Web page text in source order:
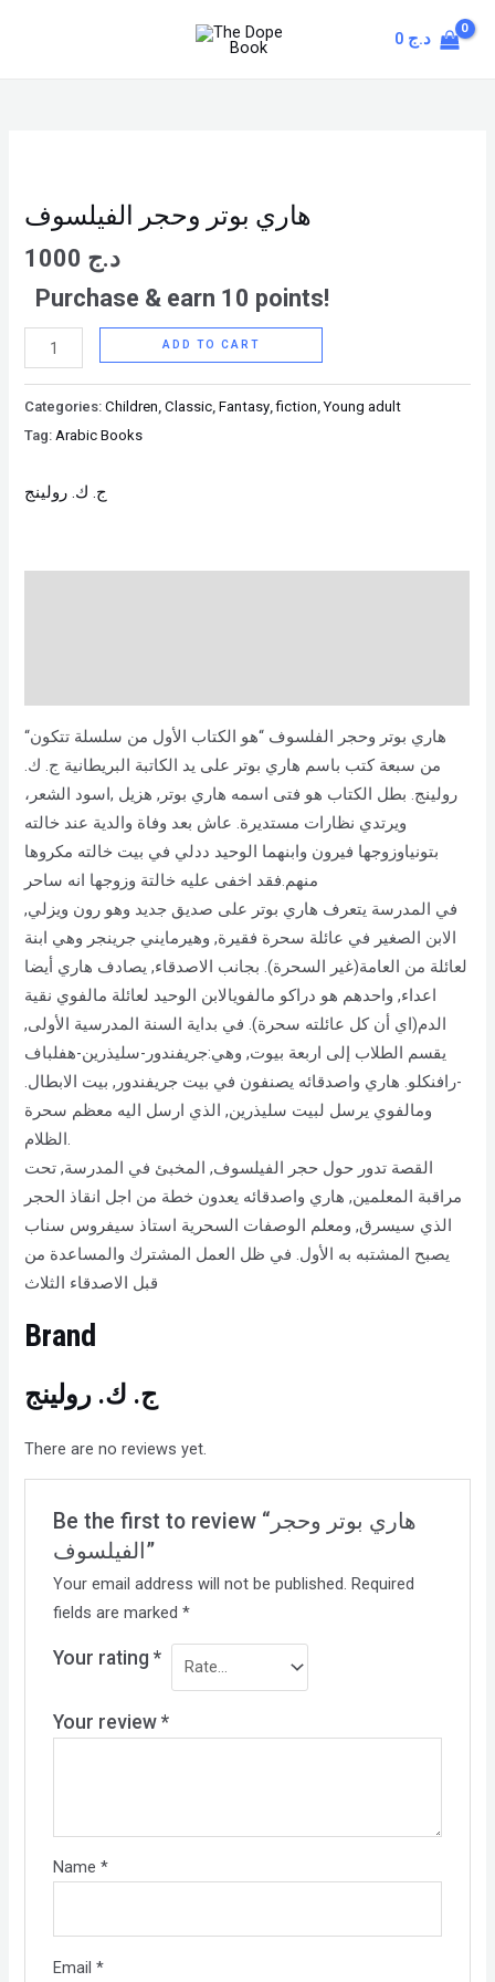
د.ج
هاري بوتر وحجر الفيلسوف
د.ج
Purchase & earn 10 points!
وحجر
quantity
ADD TO CART
Categories:Children,Classic,Fantasy,fiction,Young adult
Tag:Arabic Books
ج. ك. رولينج
“هاري بوتر وحجر الفلسوف “هو الكتاب الأول من سلسلة تتكون
من سبعة كتب باسم هاري بوتر على يد الكاتبة البريطانية ج. ك.
رولينج. بطل الكتاب هو فتى اسمه هاري بوتر, هزيل ,اسود الشعر،
ويرتدي نظارات مستديرة. عاش بعد وفاة والدية عند خالته
بتونياوزوجها فيرون وابنهما الوحيد ددلي في بيت خالته مكروها
منهم.فقد اخفى عليه خالتة وزوجها انه ساحر
في المدرسة يتعرف هاري بوتر على صديق جديد وهو رون ويزلي,
الابن الصغير في عائلة سحرة فقيرة, وهيرمايني جرينجر وهي ابنة
لعائلة من العامة(غير السحرة). بجانب الاصدقاء, يصادف هاري أيضا
اعداء, واحدهم هو دراكو مالفويالابن الوحيد لعائلة مالفوي نقية
الدم(اي أن كل عائلته سحرة). في بداية السنة المدرسية الأولى,
يقسم الطلاب إلى اربعة بيوت, وهي:جريفندور-سليذرين-هفلباف
-رافنكلو. هاري واصدقائه يصنفون في بيت جريفندور, بيت الابطال.
ومالفوي يرسل لبيت سليذرين, الذي ارسل اليه معظم سحرة
الظلام.
القصة تدور حول حجر الفيلسوف, المخبئ في المدرسة, تحت
مراقبة المعلمين, هاري واصدقائه يعدون خطة من اجل انقاذ الحجر
الذي سيسرق, ومعلم الوصفات السحرية استاذ سيفروس سناب
يصبح المشتبه به الأول. في ظل العمل المشترك والمساعدة من
قبل الاصدقاء الثلاث
Brand
ج. ك. رولينج
There are no reviews yet.
Be the first to review “هاري بوتر وحجر
الفيلسوف”
Your email address will not be published. Required
fields are marked *
Your rating *
Your review *
Name *
Email *